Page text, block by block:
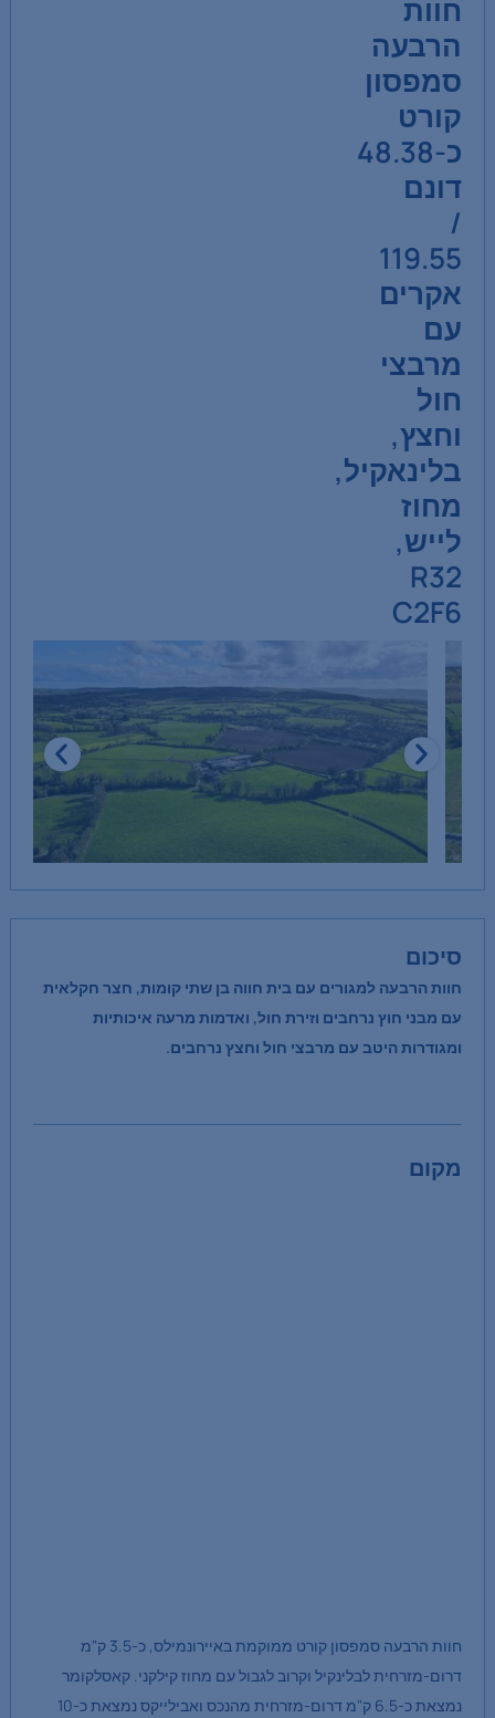
חוות
הרבעה
סמפסון
קורט
כ-48.38
דונם
/
119.55
אקרים
עם
מרבצי
חול
וחצץ,
בלינאקיל,
מחוז
לייש,
R32
C2F6
סיכום
חוות הרבעה למגורים עם בית חווה בן שתי קומות, חצר חקלאית
עם מבני חוץ נרחבים וזירת חול, ואדמות מרעה איכותיות
ומגודרות היטב עם מרבצי חול וחצץ נרחבים.
מקום
חוות הרבעה סמפסון קורט ממוקמת באיירונמילס, כ-3.5 ק"מ
דרום-מזרחית לבלינקיל וקרוב לגבול עם מחוז קילקני. קאסלקומר
נמצאת כ-6.5 ק"מ דרום-מזרחית מהנכס ואבילייקס נמצאת כ-10